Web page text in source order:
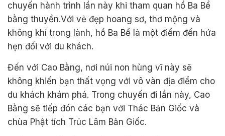
chuyến hành trình lần này khi tham quan hồ Ba Bể
bằng thuyền.Với vẻ đẹp hoang sơ, thơ mộng và
không khí trong lành, hồ Ba Bể là một điểm đến hứa
hẹn đối với du khách.
Đến với Cao Bằng, nơi núi non hùng vĩ này sẽ
không khiến bạn thất vọng với vô vàn địa điểm cho
du khách khám phá. Trong chuyến đi lần này, Cao
Bằng sẽ tiếp đón các bạn với Thác Bản Giốc và
chùa Phật tích Trúc Lâm Bản Giốc.